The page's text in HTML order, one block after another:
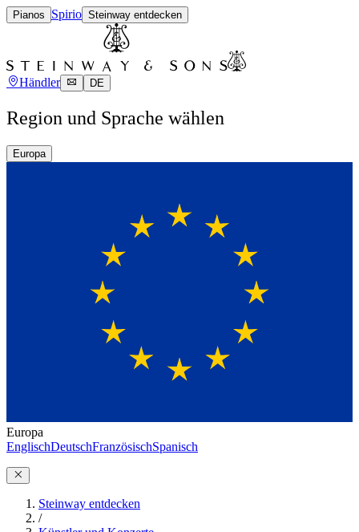
Pianos Spirio Steinway entdecken
Händler DE
Region und Sprache wählen
Europa
Europa
EnglischDeutschFranzösischSpanisch
Steinway entdecken
/